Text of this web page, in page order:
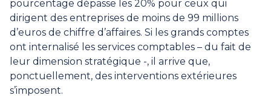
pourcentage dépasse les 20% pour ceux qui
dirigent des entreprises de moins de 99 millions
d’euros de chiffre d’affaires. Si les grands comptes
ont internalisé les services comptables – du fait de
leur dimension stratégique -, il arrive que,
ponctuellement, des interventions extérieures
s’imposent.